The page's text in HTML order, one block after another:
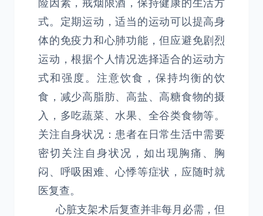
险因素，戒烟限酒，保持健康的生活方
式。定期运动，适当的运动可以提高身
体的免疫力和心肺功能，但应避免剧烈
运动，根据个人情况选择适合的运动方
式和强度。注意饮食，保持均衡的饮
食，减少高脂肪、高盐、高糖食物的摄
入，多吃蔬菜、水果、全谷类食物等。
关注自身状况：患者在日常生活中需要
密切关注自身状况，如出现胸痛、胸
闷、呼吸困难、心悸等症状，应随时就
医复查。
心脏支架术后复查并非每月必需，但